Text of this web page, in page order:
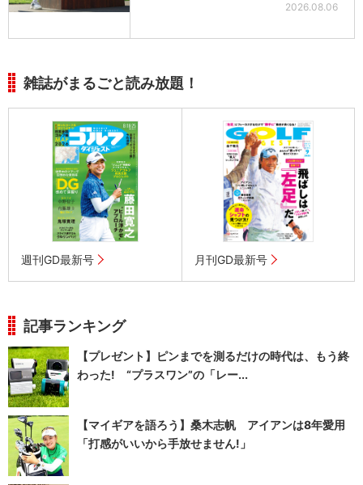
2026.08.06
雑誌がまるごと読み放題！
週刊GD最新号 月刊GD最新号
記事ランキング
【プレゼント】ピンまでを測るだけの時代は、もう終
わった! “プラスワン”の「レー...
【マイギアを語ろう】桑木志帆 アイアンは8年愛用
「打感がいいから手放せません!」